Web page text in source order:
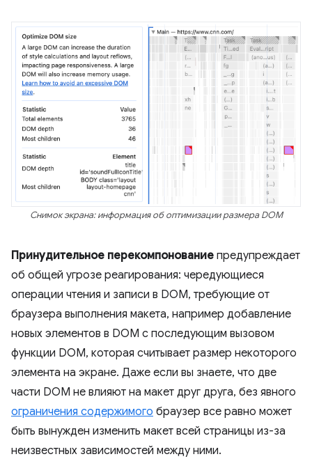
Снимок экрана: информация об оптимизации размера DOM
Принудительное перекомпонование предупреждает
об общей угрозе реагирования: чередующиеся
операции чтения и записи в DOM, требующие от
браузера выполнения макета, например добавление
новых элементов в DOM с последующим вызовом
функции DOM, которая считывает размер некоторого
элемента на экране. Даже если вы знаете, что две
части DOM не влияют на макет друг друга, без явного
ограничения содержимого браузер все равно может
быть вынужден изменить макет всей страницы из-за
неизвестных зависимостей между ними.